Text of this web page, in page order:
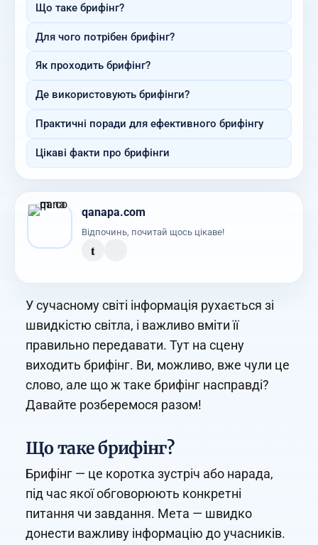
Що таке брифінг?
Для чого потрібен брифінг?
Як проходить брифінг?
Де використовують брифінги?
Практичні поради для ефективного брифінгу
Цікаві факти про брифінги
qanapa.com
Відпочинь, почитай щось цікаве!
t
У сучасному світі інформація рухається зі
швидкістю світла, і важливо вміти її
правильно передавати. Тут на сцену
виходить брифінг. Ви, можливо, вже чули це
слово, але що ж таке брифінг насправді?
Давайте розберемося разом!
Що таке брифінг?
Брифінг — це коротка зустріч або нарада,
під час якої обговорюють конкретні
питання чи завдання. Мета — швидко
донести важливу інформацію до учасників.